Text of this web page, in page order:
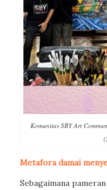
Komunitas SBY Art
Metafora damai
Sebagaimana